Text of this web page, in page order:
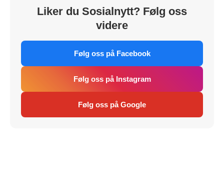
Liker du Sosialnytt? Følg oss
videre
Følg oss på Facebook
Følg oss på Instagram
Følg oss på Google